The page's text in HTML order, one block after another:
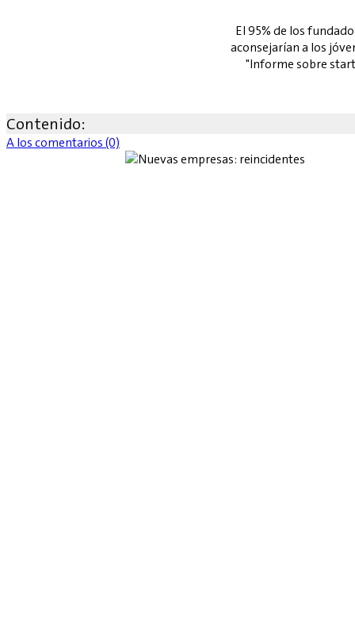
El 95% de los
aconsejarían a los
"Informe sobre
Contenido:
A los comentarios (0)